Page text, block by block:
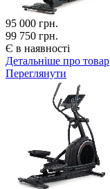
95 000 грн.
99 750 грн.
Є в наявності
Детальніше про товар
Переглянути